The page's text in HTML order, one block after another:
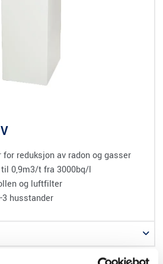
reduksjon av radon og gasser
0,9m3/t fra 3000bq/l
og luftfilter
3 husstander